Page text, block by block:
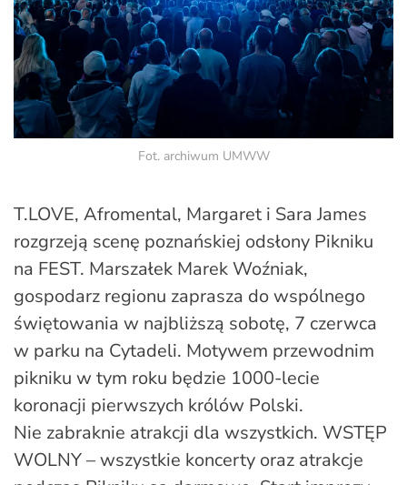
Fot. archiwum UMWW
T.LOVE, Afromental, Margaret i Sara James
rozgrzeją scenę poznańskiej odsłony Pikniku
na FEST. Marszałek Marek Woźniak,
gospodarz regionu zaprasza do wspólnego
świętowania w najbliższą sobotę, 7 czerwca
w parku na Cytadeli. Motywem przewodnim
pikniku w tym roku będzie 1000-lecie
koronacji pierwszych królów Polski.
Nie zabraknie atrakcji dla wszystkich. WSTĘP
WOLNY – wszystkie koncerty oraz atrakcje